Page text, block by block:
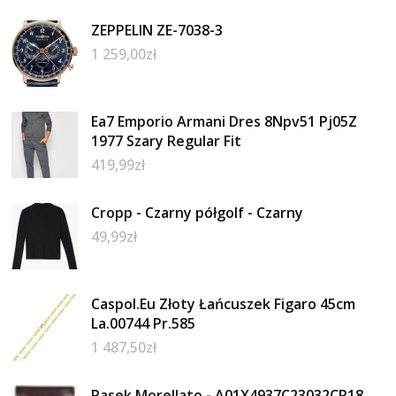
ZEPPELIN ZE-7038-3
1 259,00zł
Ea7 Emporio Armani Dres 8Npv51 Pj05Z
1977 Szary Regular Fit
419,99zł
Cropp - Czarny półgolf - Czarny
49,99zł
Caspol.Eu Złoty Łańcuszek Figaro 45cm
La.00744 Pr.585
1 487,50zł